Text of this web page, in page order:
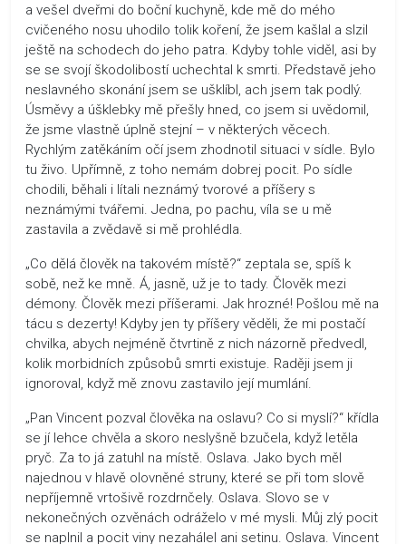
a vešel dveřmi do boční kuchyně, kde mě do mého
cvičeného nosu uhodilo tolik koření, že jsem kašlal a slzil
ještě na schodech do jeho patra. Kdyby tohle viděl, asi by
se se svojí škodolibostí uchechtal k smrti. Představě jeho
neslavného skonání jsem se ušklíbl, ach jsem tak podlý.
Úsměvy a úšklebky mě přešly hned, co jsem si uvědomil,
že jsme vlastně úplně stejní – v některých věcech.
Rychlým zatěkáním očí jsem zhodnotil situaci v sídle. Bylo
tu živo. Upřímně, z toho nemám dobrej pocit. Po sídle
chodili, běhali i lítali neznámý tvorové a příšery s
neznámými tvářemi. Jedna, po pachu, víla se u mě
zastavila a zvědavě si mě prohlédla.
„Co dělá člověk na takovém místě?“ zeptala se, spíš k
sobě, než ke mně. Á, jasně, už je to tady. Člověk mezi
démony. Člověk mezi příšerami. Jak hrozné! Pošlou mě na
tácu s dezerty! Kdyby jen ty příšery věděli, že mi postačí
chvilka, abych nejméně čtvrtině z nich názorně předvedl,
kolik morbidních způsobů smrti existuje. Raději jsem ji
ignoroval, když mě znovu zastavilo její mumlání.
„Pan Vincent pozval člověka na oslavu? Co si myslí?“ křídla
se jí lehce chvěla a skoro neslyšně bzučela, když letěla
pryč. Za to já zatuhl na místě. Oslava. Jako bych měl
najednou v hlavě olovněné struny, které se při tom slově
nepříjemně vrtošivě rozdrnčely. Oslava. Slovo se v
nekonečných ozvěnách odráželo v mé mysli. Můj zlý pocit
se naplnil a pocit viny nezahálel ani setinu. Oslava. Vincent